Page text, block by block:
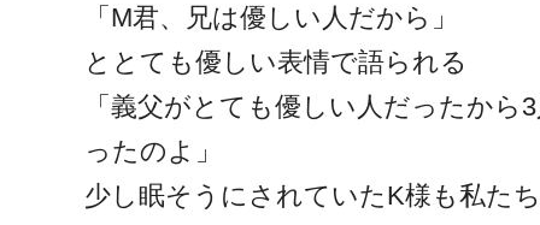
「M君、兄は優しい人だから」
ととても優しい表情で語られる
「義父がとても優しい人だったから
ったのよ」
少し眠そうにされていたK様も私た